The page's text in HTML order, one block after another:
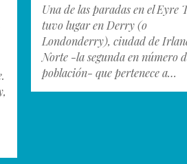
Una de las paradas en el Eyre
tuvo lugar en Derry (o
Londonderry), ciudad de
Norte -la segunda en número
población- que pertenece a…